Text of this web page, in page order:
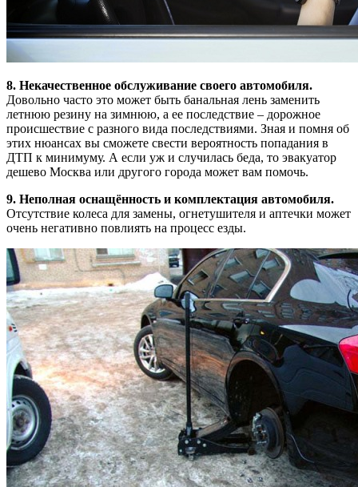
8. Некачественное обслуживание своего автомобиля.
Довольно часто это может быть банальная лень заменить
летнюю резину на зимнюю, а ее последствие – дорожное
происшествие с разного вида последствиями. Зная и помня об
этих нюансах вы сможете свести вероятность попадания в
ДТП к минимуму. А если уж и случилась беда, то эвакуатор
дешево Москва или другого города может вам помочь.
9. Неполная оснащённость и комплектация автомобиля.
Отсутствие колеса для замены, огнетушителя и аптечки может
очень негативно повлиять на процесс езды.